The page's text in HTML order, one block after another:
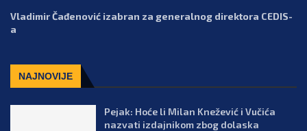
Vladimir Čađenović izabran za generalnog direktora CEDIS-
a
NAJNOVIJE
Pejak: Hoće li Milan Knežević i Vučića
nazvati izdajnikom zbog dolaska